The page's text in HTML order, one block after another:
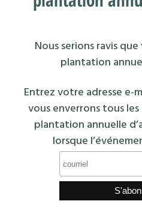
Nous serions ravis
plantation
Entrez votre adresse e-
vous enverrons tous
plantation annuelle
lorsque